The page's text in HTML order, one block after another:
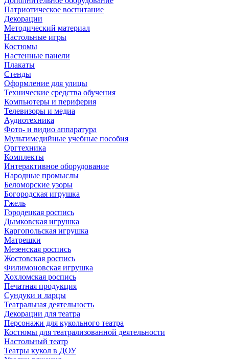
Патриотическое воспитание
Декорации
Методический материал
Настольные игры
Костюмы
Настенные панели
Плакаты
Стенды
Оформление для улицы
Технические средства обучения
Компьютеры и периферия
Телевизоры и медиа
Аудиотехника
Фото- и видио аппаратура
Мультимедийные учебные пособия
Оргтехника
Комплекты
Интерактивное оборудование
Народные промыслы
Беломорские узоры
Богородская игрушка
Гжель
Городецкая роспись
Дымковская игрушка
Каргопольская игрушка
Матрешки
Мезенская роспись
Жостовская роспись
Филимоновская игрушка
Хохломская роспись
Печатная продукция
Сундуки и ларцы
Театральная деятельность
Декорации для театра
Персонажи для кукольного театра
Костюмы для театрализованной деятельности
Настольный театр
Театры кукол в ДОУ